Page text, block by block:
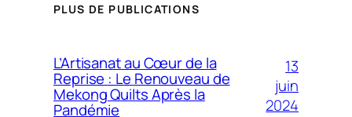
PLUS DE PUBLICATIONS
L’Artisanat au Cœur de la
Reprise : Le Renouveau de
Mekong Quilts Après la
Pandémie
13
juin
2024